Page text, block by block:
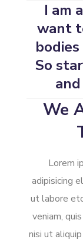
I am
want
So
We
Lorem
adipisicing
ut labore
veniam,
nisi ut